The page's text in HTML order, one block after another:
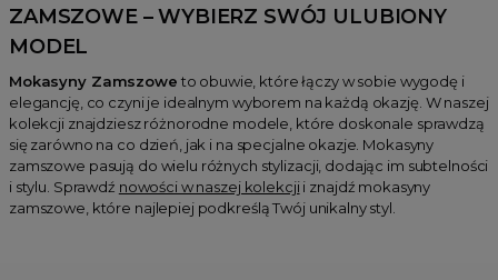
ZAMSZOWE– WYBIERZ SWÓJ ULUBIONY
MODEL
Mokasyny Zamszowe to obuwie, które łączy w sobie wygodę i
elegancję, co czyni je idealnym wyborem na każdą okazję. W naszej
kolekcji znajdziesz różnorodne modele, które doskonale sprawdzą
się zarówno na co dzień, jak i na specjalne okazje. Mokasyny
zamszowe pasują do wielu różnych stylizacji, dodając im subtelności
i stylu. Sprawdź nowości w naszej kolekcjii znajdź mokasyny
zamszowe, które najlepiej podkreślą Twój unikalny styl.